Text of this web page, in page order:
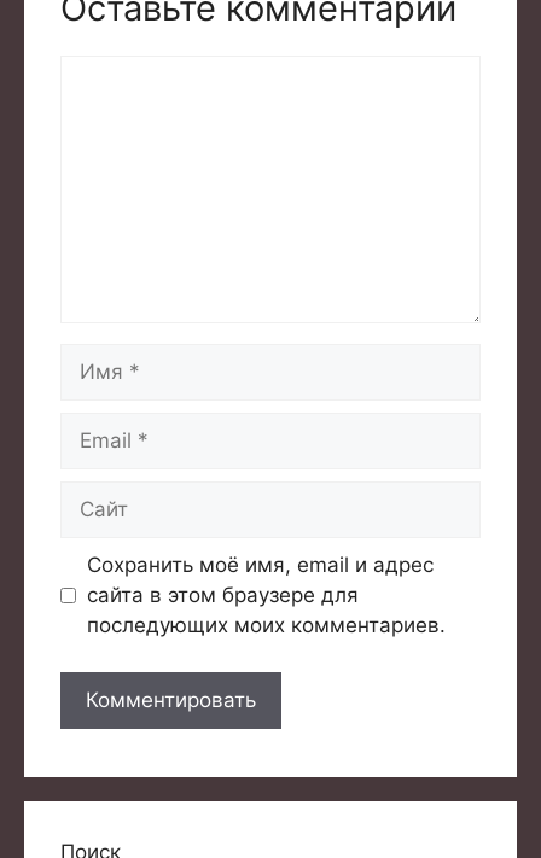
Имя
Email
Сайт
Сохранить моё имя, email и адрес
сайта в этом браузере для
последующих моих комментариев.
Поиск